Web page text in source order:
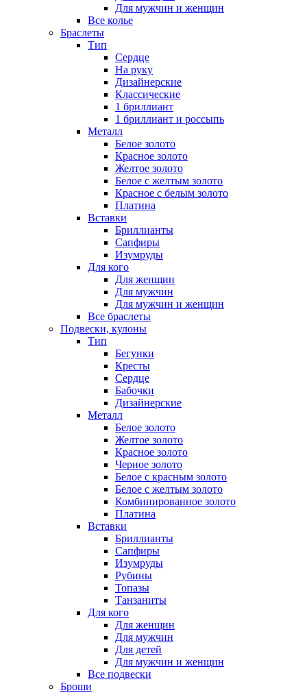
Для мужчин и женщин
Все колье
Браслеты
Тип
Сердце
На руку
Дизайнерские
Классические
1 бриллиант
1 бриллиант и россыпь
Металл
Белое золото
Красное золото
Желтое золото
Белое с желтым золото
Красное с белым золото
Платина
Вставки
Бриллианты
Сапфиры
Изумруды
Для кого
Для женщин
Для мужчин
Для мужчин и женщин
Все браслеты
Подвески, кулоны
Тип
Бегунки
Кресты
Сердце
Бабочки
Дизайнерские
Металл
Белое золото
Желтое золото
Красное золото
Черное золото
Белое с красным золото
Белое с желтым золото
Комбинированное золото
Платина
Вставки
Бриллианты
Сапфиры
Изумруды
Рубины
Топазы
Танзаниты
Для кого
Для женщин
Для мужчин
Для детей
Для мужчин и женщин
Все подвески
Броши